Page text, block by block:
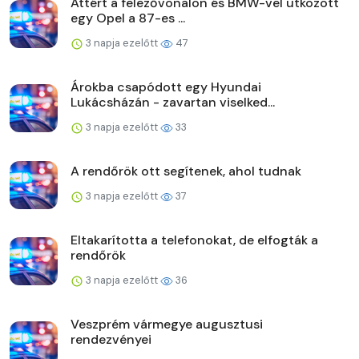
egy Opel a 87-es ...
3 napja ezelőtt 47
Árokba csapódott egy Hyundai
Lukácsházán - zavartan viselked...
3 napja ezelőtt 33
A rendőrök ott segítenek, ahol tudnak
3 napja ezelőtt 37
Eltakarította a telefonokat, de elfogták a
rendőrök
3 napja ezelőtt 36
Veszprém vármegye augusztusi
rendezvényei